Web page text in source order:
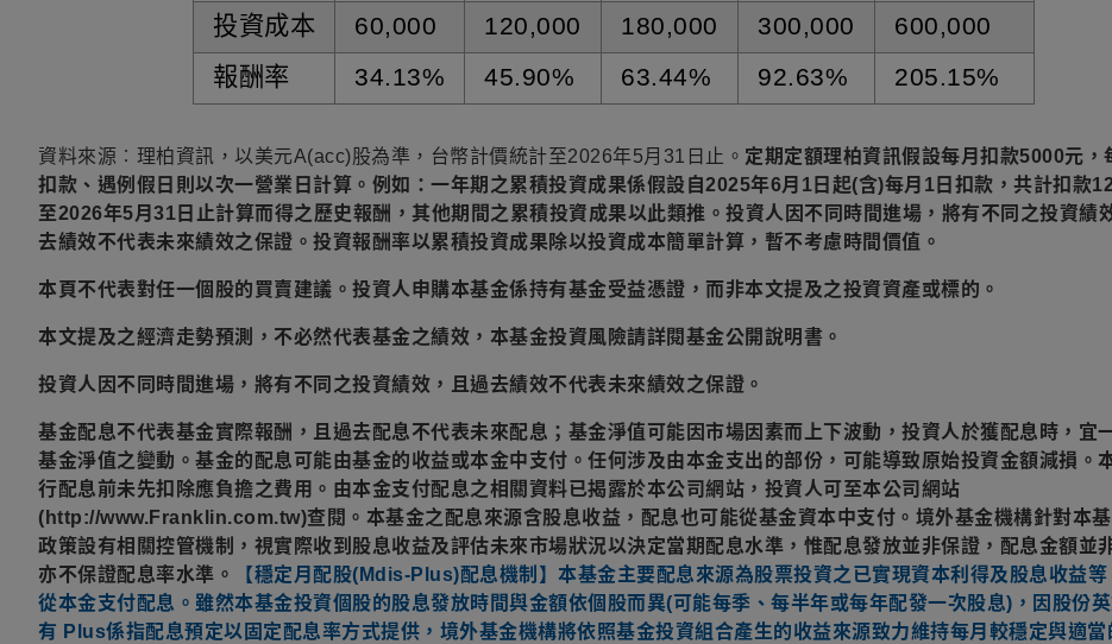
投資成本
60,000 120,000 180,000 300,000
600,000
報酬率
34.13% 45.90% 63.44% 92.63% 205.15%
資料來源︰理柏資訊，以美元A(acc)股為準，台幣計價統計至2026年5月31日止。 定期定額理柏資訊假設每月扣款5000元，
扣款、遇例假日則以次一營業日計算。例如：一年期之累積投資成果係假設自2025年6月1日起(含)每月1日扣款，共計扣款
至2026年5月31日止計算而得之歷史報酬，其他期間之累積投資成果以此類推。投資人因不同時間進場，將有不同之投資績
去績效不代表未來績效之保證。投資報酬率以累積投資成果除以投資成本簡單計算，暫不考慮時間價值。
本頁不代表對任一個股的買賣建議。投資人申購本基金係持有基金受益憑證，而非本文提及之投資資產或標的。
本文提及之經濟走勢預測，不必然代表基金之績效，本基金投資風險請詳閱基金公開說明書。
投資人因不同時間進場，將有不同之投資績效，且過去績效不代表未來績效之保證。
基金配息不代表基金實際報酬，且過去配息不代表未來配息；基金淨值可能因市場因素而上下波動，投資人於獲配息時，宜
基金淨值之變動。基金的配息可能由基金的收益或本金中支付。任何涉及由本金支出的部份，可能導致原始投資金額減損。
行配息前未先扣除應負擔之費用。由本金支付配息之相關資料已揭露於本公司網站，投資人可至本公司網站
(http://www.Franklin.com.tw)查閱。本基金之配息來源含股息收益，配息也可能從基金資本中支付。境外基金機構針對本
政策設有相關控管機制，視實際收到股息收益及評估未來市場狀況以決定當期配息水準，惟配息發放並非保證，配息金額並
亦不保證配息率水準。
【穩定月配股(Mdis-Plus)配息機制】本基金主要配息來源為股票投資之已實現資本利得及股息收益
從本金支付配息。雖然本基金投資個股的股息發放時間與金額依個股而異(可能每季、每半年或每年配發一次股息)，因股份
有 Plus係指配息預定以固定配息率方式提供，境外基金機構將依照基金投資組合產生的收益來源致力維持每月較穩定與適當